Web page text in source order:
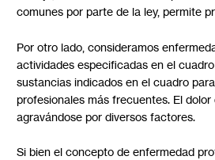
comunes por parte de la ley, permite
Por otro lado, consideramos
actividades especificadas en el
sustancias indicados en el cuadro
profesionales más frecuentes. El
agravándose por diversos factores.
Si bien el concepto de enfermedad